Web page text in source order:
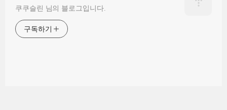
쿠쿠슬린 님의 블로그입니다.
구독하기